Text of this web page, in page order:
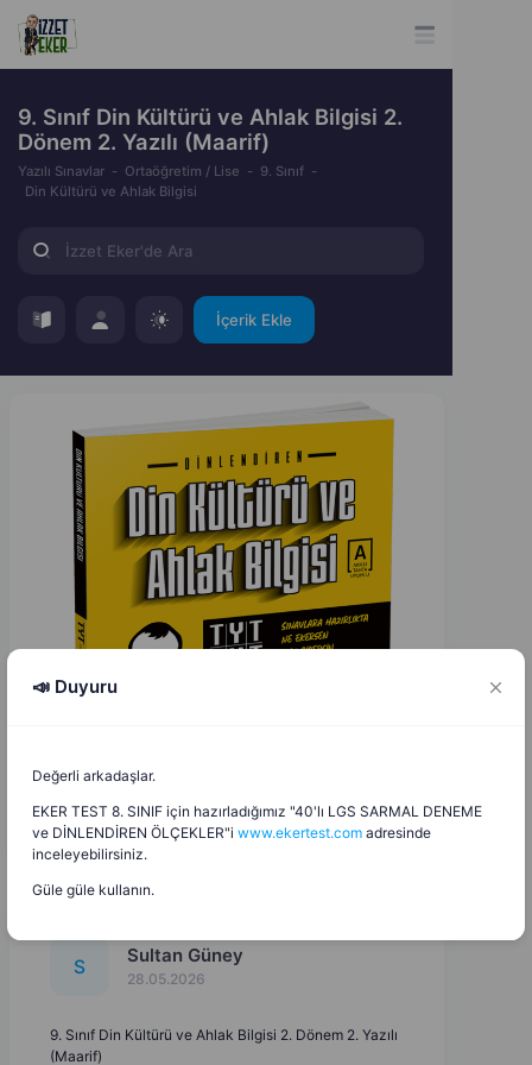
9. Sınıf Din Kültürü ve Ahlak Bilgisi 2.
Dönem 2. Yazılı (Maarif)
Yazılı Sınavlar Ortaöğretim / Lise
9. Sınıf
Din Kültürü ve Ahlak Bilgisi
İçerik Ekle
S Sultan Güney
28.05.2026
9. Sınıf Din Kültürü ve Ahlak Bilgisi 2. Dönem 2. Yazılı
(Maarif)
📣 Duyuru
Değerli arkadaşlar.
EKER TEST 8. SINIF için hazırladığımız "40'lı LGS SARMAL DENEME
ve DİNLENDİREN ÖLÇEKLER"i www.ekertest.com adresinde
inceleyebilirsiniz.
Güle güle kullanın.